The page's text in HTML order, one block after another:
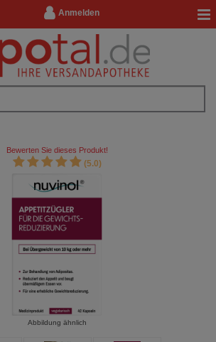
Anmelden
Bewerten Sie dieses Produkt!
(5.0)
Abbildung ähnlich